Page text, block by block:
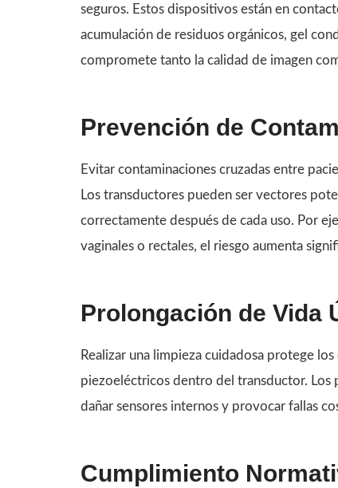
seguros. Estos dispositivos están en
acumulación de residuos orgánicos, gel
compromete tanto la calidad de imagen
Prevención de
Evitar contaminaciones cruzadas entre
Los transductores pueden ser vectores
correctamente después de cada uso. Por
vaginales o rectales, el riesgo aumenta
Prolongación de Vida
Realizar una limpieza cuidadosa protege
piezoeléctricos dentro del transductor. Los
dañar sensores internos y provocar fallas
Cumplimiento